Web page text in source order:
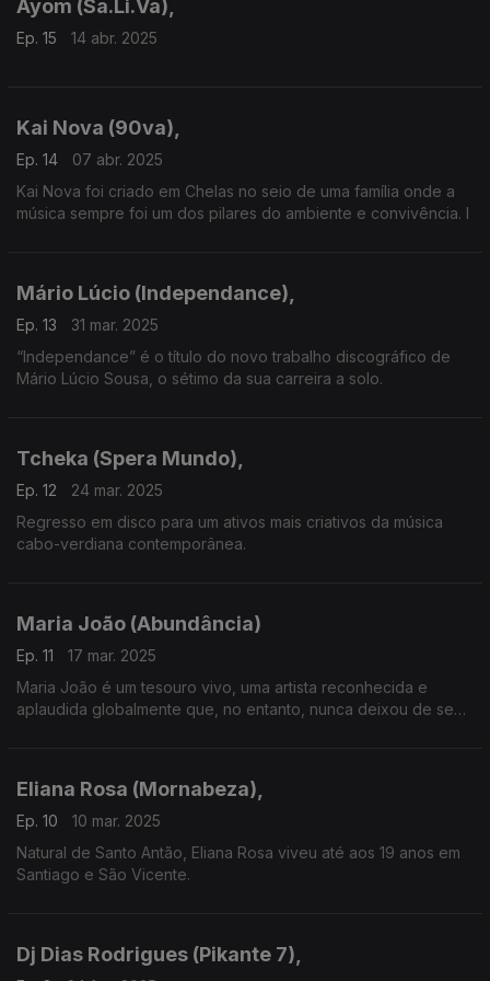
Ayom (Sa.Li.Va),
Ep. 15 14 abr. 2025
Kai Nova (90va),
Ep. 14
07 abr. 2025
Kai Nova foi criado em Chelas no seio de uma família onde a
música sempre foi um dos pilares do ambiente e convivência. I
Mário Lúcio (Independance),
Ep. 13
31 mar. 2025
“Independance” é o título do novo trabalho discográfico de
Mário Lúcio Sousa, o sétimo da sua carreira a solo.
Tcheka (Spera Mundo),
Ep. 12
24 mar. 2025
Regresso em disco para um ativos mais criativos da música
cabo-verdiana contemporânea.
Maria João (Abundância)
Ep. 11
17 mar. 2025
Maria João é um tesouro vivo, uma artista reconhecida e
aplaudida globalmente que, no entanto, nunca deixou de se
Eliana Rosa (Mornabeza),
Ep. 10
10 mar. 2025
Natural de Santo Antão, Eliana Rosa viveu até aos 19 anos em
Santiago e São Vicente.
Dj Dias Rodrigues (Pikante 7),